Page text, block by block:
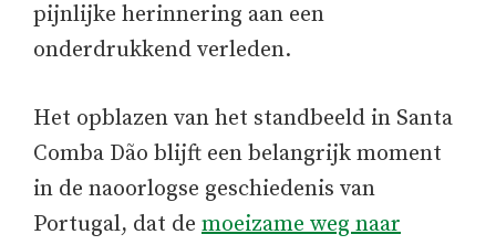
pijnlijke herinnering aan een
onderdrukkend verleden.
Het opblazen van het standbeeld in Santa
Comba Dão blijft een belangrijk moment
in de naoorlogse geschiedenis van
Portugal, dat de moeizame weg naar